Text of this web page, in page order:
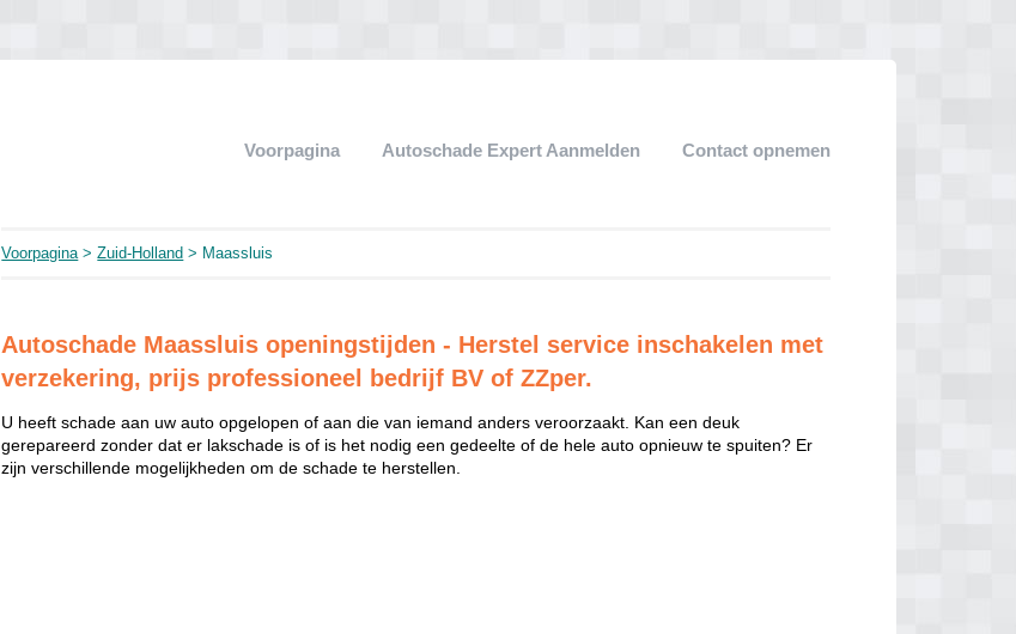
Voorpagina Autoschade Expert Aanmelden Contact opnemen
Voorpagina>Zuid-Holland > Maassluis
Autoschade Maassluis openingstijden - Herstel service inschakelen met
verzekering, prijs professioneel bedrijf BV of ZZper.
U heeft schade aan uw auto opgelopen of aan die van iemand anders veroorzaakt. Kan een deuk
gerepareerd zonder dat er lakschade is of is het nodig een gedeelte of de hele auto opnieuw te spuiten? Er
zijn verschillende mogelijkheden om de schade te herstellen.